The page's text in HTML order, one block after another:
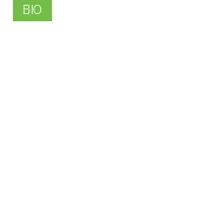
BIO